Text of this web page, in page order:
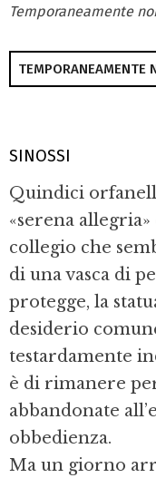
Temporaneamente
TEMPORANEAMENTE
SINOSSI
Quindici
«serena
collegio che
di una vasca di
protegge, la
desiderio
testardamente
è di rimanere
abbandonate
obbedienza.
Ma un giorno